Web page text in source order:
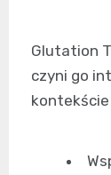
Glutation
czyni go